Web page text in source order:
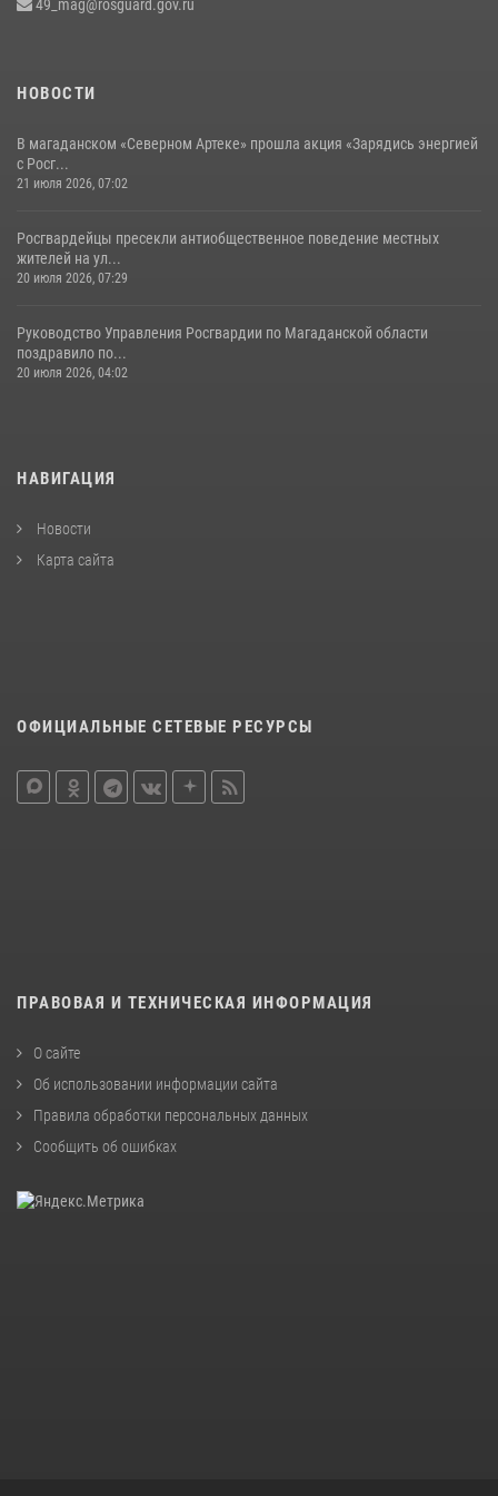
49_mag@rosguard.gov.ru
НОВОСТИ
В магаданском «Северном Артеке» прошла акция «Зарядись энергией
с Росг...
21 июля 2026, 07:02
Росгвардейцы пресекли антиобщественное поведение местных
жителей на ул...
20 июля 2026, 07:29
Руководство Управления Росгвардии по Магаданской области
поздравило по...
20 июля 2026, 04:02
НАВИГАЦИЯ
Новости
Карта сайта
ОФИЦИАЛЬНЫЕ СЕТЕВЫЕ РЕСУРСЫ
ПРАВОВАЯ И ТЕХНИЧЕСКАЯ ИНФОРМАЦИЯ
О сайте
Об использовании информации сайта
Правила обработки персональных данных
Сообщить об ошибках